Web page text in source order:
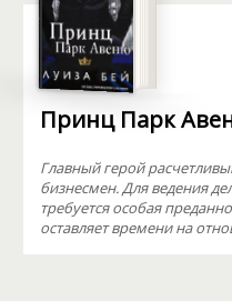
Принц Парк
Главный герой
бизнесмен. Для ведения
требуется особая
оставляет времени на